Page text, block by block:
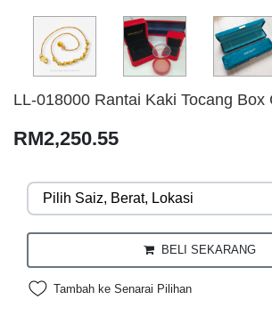
LL-018000 Rantai Kaki Tocang Box
RM2,250.55
BELI SEKARANG
Tambah ke Senarai Pilihan